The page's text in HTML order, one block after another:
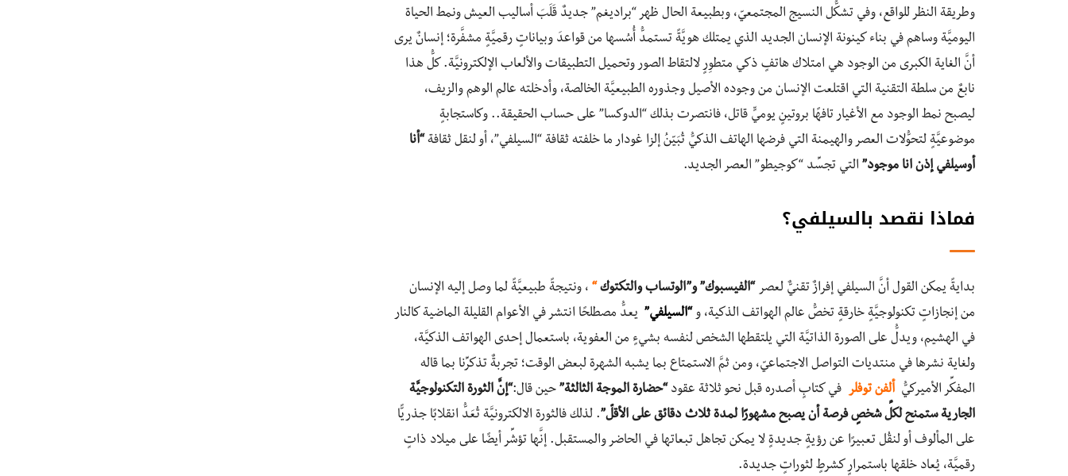
وطريقة النظر للواقع، وفي تشكُّل النسيج المجتمعيّ، وبطبيعة الحال ظهر “براديغم” جديدٌ قَلَبَ أساليب العيش ونمط الحياة
اليوميَّة وساهم في بناء كينونة الإنسان الجديد الذي يمتلك هويَّةً تستمدُّ أُسُسها من قواعدَ وبياناتٍ رقميَّةٍ مشفَّرة؛ إنسانٌ يرى
أنَّ الغاية الكبرى من الوجود هي امتلاك هاتفٍ ذكي متطوِرٍ لالتقاط الصور وتحميل التطبيقات والألعاب الإلكترونيَّة. كلُّ هذا
نابعٌ من سلطة التقنية التي اقتلعت الإنسان من وجوده الأصيل وجذوره الطبيعيَّة الخالصة، وأدخلته عالم الوهم والزيف،
ليصبح نمط الوجود مع الأغيار تافهًا بروتينٍ يوميٍّ قاتل، فانتصرت بذلك “الدوكسا” على حساب الحقيقة.. وكاستجابةٍ
موضوعيَّةٍ لتحوُّلات العصر والهيمنة التي فرضها الهاتف الذكيُّ تُبَيّنُ إلزا غودار ما خلفته ثقافة “السيلفي”، أو لنقل ثقافة “أنا
أوسيلفي إذن انا موجود” التي تجسِّد “كوجيطو” العصر الجديد.
فماذا نقصد بالسيلفي؟
بدايةً يمكن القول أنَّ السيلفي إفرازٌ تقنيٌّ لعصر “الفيسبوك” و”الوتساب والتكتوك “ ، ونتيجةً طبيعيَّةً لما وصل إليه الإنسان
من إنجازاتٍ تكنولوجيَّةٍ خارقةٍ تخصُّ عالم الهواتف الذكية، و “السيلفي” يعدُّ مصطلحًا انتشر في الأعوام القليلة الماضية كالنار
في الهشيم، ويدلُّ على الصورة الذاتيَّة التي يلتقطها الشخص لنفسه بشيءٍ من العفوية، باستعمال إحدى الهواتف الذكيَّة،
ولغاية نشرها في منتديات التواصل الاجتماعيّ، ومن ثمَّ الاستمتاع بما يشبه الشهرة لبعض الوقت؛ تجربةٌ تذكرِّنا بما قاله
المفكِّر الأميركيُّ ألفن توفلر في كتابٍ أصدره قبل نحو ثلاثة عقود “حضارة الموجة الثالثة” حين قال:“إنَّ الثورة التكنولوجيَّة
الجارية ستمنح لكلِّ شخصٍ فرصة أن يصبح مشهورًا لمدة ثلاث دقائق على الأقلّ”. لذلك فالثورة الالكترونيَّة تُعَدُّ انقلابًا جذريًّا
على المألوف أو لنقُل تعبيرًا عن رؤيةٍ جديدةٍ لا يمكن تجاهل تبعاتها في الحاضر والمستقبل. إنَّها تؤشِّر أيضًا على ميلاد ذاتٍ
رقميَّة، يُعاد خلقها باستمرارٍ كشرطٍ لثوراتٍ جديدة.